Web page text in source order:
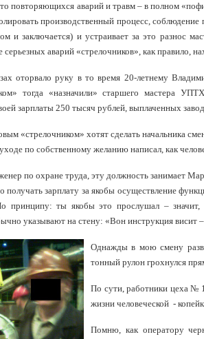
повторяющихся аварий и травм – в полном
производственный процесс,
и заключается) и устраивает за это разнос
аварий «стрелочников», как правило,
оторвало руку в то время 20-летнему
тогда «назначили» старшего мастера
зарплаты 250 тысяч рублей, выплаченных
«стрелочником» хотят сделать начальника
по собственному желанию написал, как
по охране труда, эту должность занимает
получать зарплату за якобы осуществление
принципу: ты якобы это прослушал –
указывают на стену: «Вон инструкция висит
Однажды в мою смену
тонный рулон грохнулся
По сути, работники цеха №
жизни человеческой -
Помню, как оператору